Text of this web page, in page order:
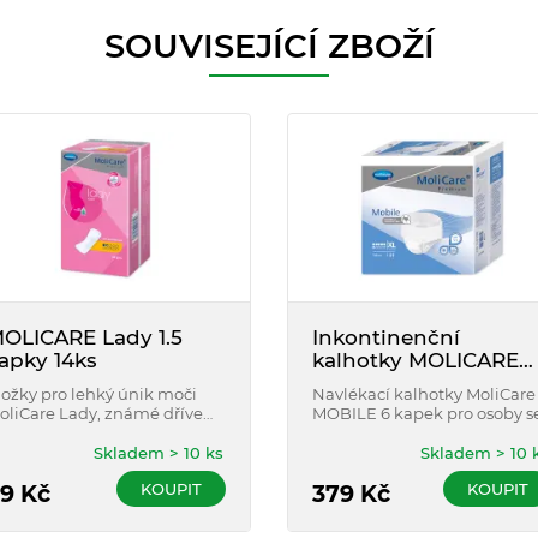
SOUVISEJÍCÍ ZBOŽÍ
Lady 1.5
14ks
pro lehký únik moči
Lady, známé dříve
Spolehlivě a
sají, jsou prodyšné a
Odour Neutralizér
zápachu. Nový
povrch s Aloe Vera je
Kč
Skladem > 10 ks
KOUPIT
Inkontinenční
kalhotky MOLICARE
Mobile 6 kapek XL 14ks
Navlékací kalhotky MoliCare
MOBILE 6 kapek pro osoby
moči na den. Kalhotky
bezpečně sají moč i zápach
mají spec.dvojité postranní
bariéry proti nechtěnému
protečení.
379Kč
Skladem > 10
KOUPIT